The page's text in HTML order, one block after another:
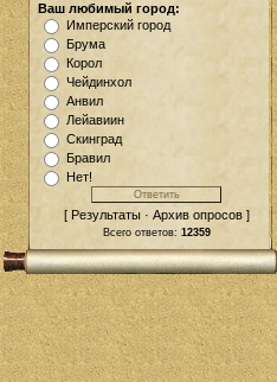
Ваш любимый город:
Имперский город
Брума
Корол
Чейдинхол
Анвил
Лейавиин
Скинград
Бравил
Нет!
[ Результаты · Архив опросов ]
Всего ответов: 12359